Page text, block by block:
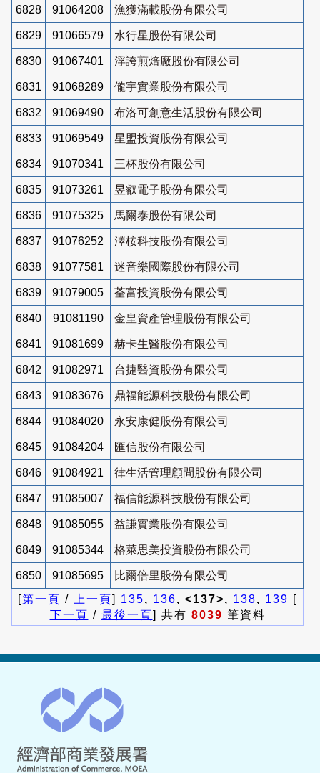
6828 91064208 漁獲滿載股份有限公司
6829 91066579 水行星股份有限公司
6830 91067401 浮誇煎焙廠股份有限公司
6831 91068289 儱宇實業股份有限公司
6832 91069490 布洛可創意生活股份有限公司
6833 91069549 星盟投資股份有限公司
6834 91070341 三杯股份有限公司
6835 91073261 昱叡電子股份有限公司
6836 91075325 馬爾泰股份有限公司
6837 91076252 澤桉科技股份有限公司
6838 91077581 迷音樂國際股份有限公司
6839 91079005 荃富投資股份有限公司
6840 91081190 金皇資產管理股份有限公司
6841 91081699 赫卡生醫股份有限公司
6842 91082971 台捷醫資股份有限公司
6843 91083676 鼎福能源科技股份有限公司
6844 91084020 永安康健股份有限公司
6845 91084204 匯信股份有限公司
6846 91084921 律生活管理顧問股份有限公司
6847 91085007 福信能源科技股份有限公司
6848 91085055 益謙實業股份有限公司
6849 91085344 格萊思美投資股份有限公司
6850 91085695
比爾倍里股份有限公司
[第一頁 / 上一頁] 135, 136, <137>, 138, 139 [
下一頁 / 最後一頁] 共有 8039 筆資料